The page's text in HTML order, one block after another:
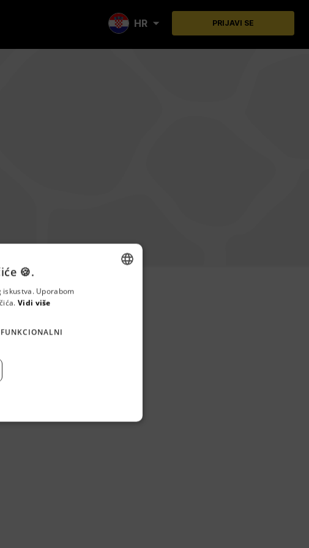
PRIJAVI SE
HR
vodećih u Karlovačkoj
i mlinskih proizvoda te
🍪.
Uporabom
Vidi više
FUNKCIONALNI